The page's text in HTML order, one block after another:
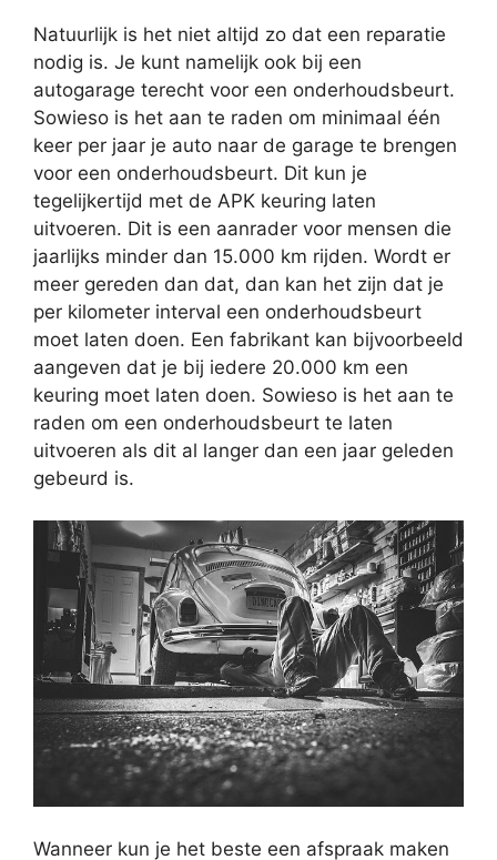
Natuurlijk is het niet altijd zo dat een reparatie
nodig is. Je kunt namelijk ook bij een
autogarage terecht voor een onderhoudsbeurt.
Sowieso is het aan te raden om minimaal één
keer per jaar je auto naar de garage te brengen
voor een onderhoudsbeurt. Dit kun je
tegelijkertijd met de APK keuring laten
uitvoeren. Dit is een aanrader voor mensen die
jaarlijks minder dan 15.000 km rijden. Wordt er
meer gereden dan dat, dan kan het zijn dat je
per kilometer interval een onderhoudsbeurt
moet laten doen. Een fabrikant kan bijvoorbeeld
aangeven dat je bij iedere 20.000 km een
keuring moet laten doen. Sowieso is het aan te
raden om een onderhoudsbeurt te laten
uitvoeren als dit al langer dan een jaar geleden
gebeurd is.
Wanneer kun je het beste een afspraak maken